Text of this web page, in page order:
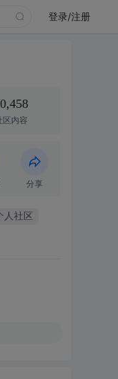
登录/注册
区内容
分享
人社区